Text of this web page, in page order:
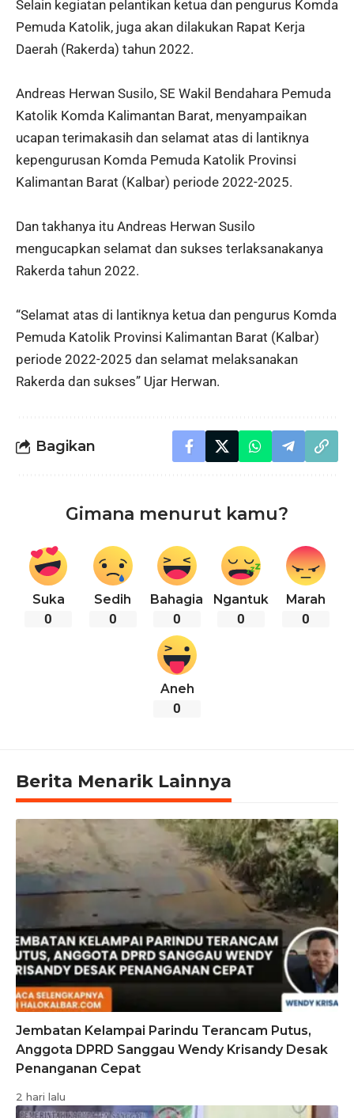
Selain kegiatan pelantikan ketua dan pengurus Komda
Pemuda Katolik, juga akan dilakukan Rapat Kerja
Daerah (Rakerda) tahun 2022.
Andreas Herwan Susilo, SE Wakil Bendahara Pemuda
Katolik Komda Kalimantan Barat, menyampaikan
ucapan terimakasih dan selamat atas di lantiknya
kepengurusan Komda Pemuda Katolik Provinsi
Kalimantan Barat (Kalbar) periode 2022-2025.
Dan takhanya itu Andreas Herwan Susilo
mengucapkan selamat dan sukses terlaksanakanya
Rakerda tahun 2022.
“Selamat atas di lantiknya ketua dan pengurus Komda
Pemuda Katolik Provinsi Kalimantan Barat (Kalbar)
periode 2022-2025 dan selamat melaksanakan
Rakerda dan sukses” Ujar Herwan.
Bagikan
Gimana menurut kamu?
Suka
0
Sedih
0
Bahagia
0
Ngantuk
0
Marah
0
Aneh
0
Berita Menarik Lainnya
Jembatan Kelampai Parindu Terancam Putus,
Anggota DPRD Sanggau Wendy Krisandy Desak
Penanganan Cepat
2 hari lalu